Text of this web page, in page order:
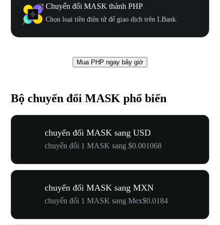
Chuyển đổi MASK thành PHP
Chọn loại tiền điện tử để giao dịch trên LBank.
Mua PHP ngay bây giờ
Bộ chuyển đổi MASK phổ biến
chuyển đổi MASK sang USD
chuyển đổi 1 MASK sang $0.001068
chuyển đổi MASK sang MXN
chuyển đổi 1 MASK sang Mex$0.0184